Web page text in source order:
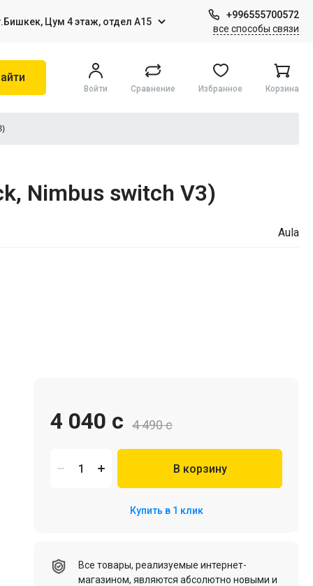
Цум 4 этаж, отдел А15
+996555700572
все способы связи
на Sony PS4
реальность
товары (Подписки PSN, Xbox, Steam, ПК)
Войти Сравнение Избранное Корзина
Nimbus switch V3)
Aula
4 490 c
4 040 c
В корзину
Купить в 1 клик
Все товары, реализуемые интернет-
магазином, являются абсолютно новыми и